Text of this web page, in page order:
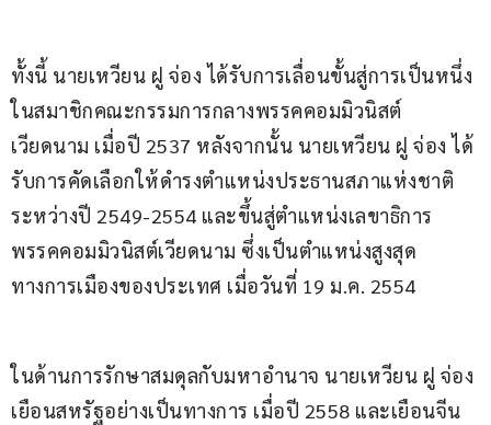
ทั้งนี้ นายเหวียน ฝู จ่อง ได้รับการเลื่อนขั้นสู่การเป็นหนึ่ง
ในสมาชิกคณะกรรมการกลางพรรคคอมมิวนิสต์
เวียดนาม เมื่อปี 2537 หลังจากนั้น นายเหวียน ฝู จ่อง ได้
รับการคัดเลือกให้ดำรงตำแหน่งประธานสภาแห่งชาติ
ระหว่างปี 2549-2554 และขึ้นสู่ตำแหน่งเลขาธิการ
พรรคคอมมิวนิสต์เวียดนาม ซึ่งเป็นตำแหน่งสูงสุด
ทางการเมืองของประเทศ เมื่อวันที่ 19 ม.ค. 2554
ในด้านการรักษาสมดุลกับมหาอำนาจ นายเหวียน ฝู จ่อง
เยือนสหรัฐอย่างเป็นทางการ เมื่อปี 2558 และเยือนจีน